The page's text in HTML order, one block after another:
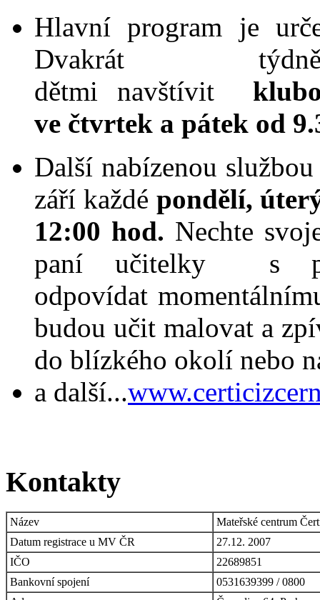
Hlavní program je
Dvakrát
dětmi navštívit
ve čtvrtek a pátek od
Další nabízenou
září každé pondělí,
12:00 hod. Nechte
paní učitelky s
odpovídat
budou učit malovat a
do blízkého okolí nebo
a další...
Kontakty
Název
Mateřské centrum
Datum registrace u MV ČR
27.12. 2007
IČO
22689851
Bankovní spojení
0531639399 / 0800